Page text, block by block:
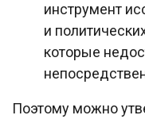
инструмент
и
которые
Поэтому можно